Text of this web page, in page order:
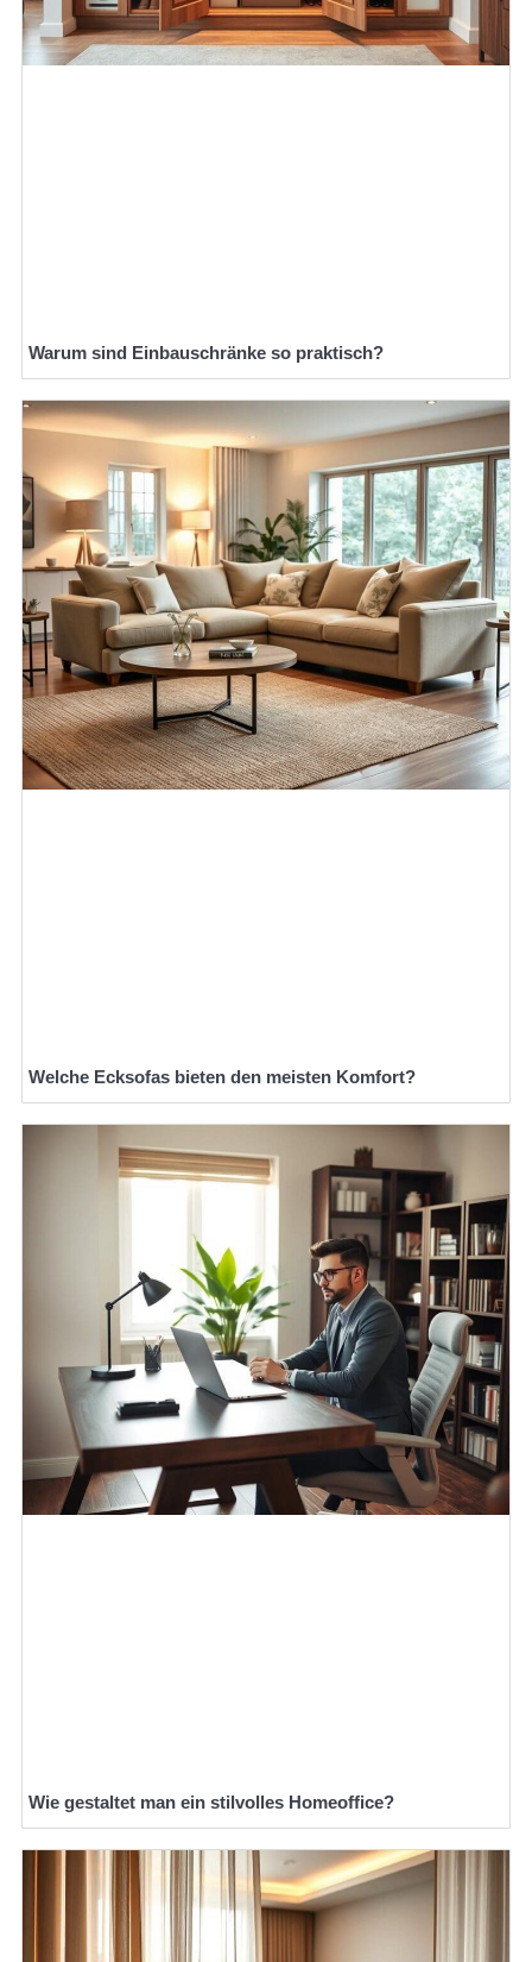
Warum sind Einbauschränke so praktisch?
Welche Ecksofas bieten den meisten Komfort?
Wie gestaltet man ein stilvolles Homeoffice?